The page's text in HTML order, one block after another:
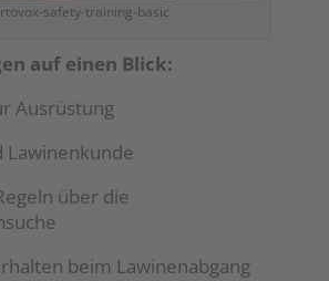
safety-training-basic
auf einen Blick:
Ausrüstung
Lawinenkunde
über die
beim Lawinenabgang